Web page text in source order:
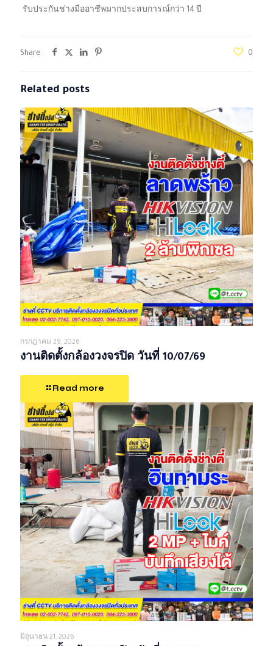
รับประกันช่างมืออาชีพมากประสบการณ์กว่า 14 ปี
Share 0
Related posts
กรกฎาคม 29, 2026
งานติดตั้งกล้องวงจรปิด วันที่ 10/07/69
Read more
มิถุนายน 21, 2026